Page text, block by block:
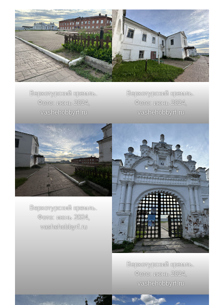
Верхотурский кремль.
Фото: июнь 2024,
vashehobbyrf.ru
Верхотурский кремль.
Фото: июнь 2024,
vashehobbyrf.ru
Верхотурский кремль.
Фото: июнь 2024,
vashehobbyrf.ru
Верхотурский кремль.
Фото: июнь 2024,
vashehobbyrf.ru